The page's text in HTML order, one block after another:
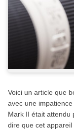
Voici un article que
avec une
Mark II était attendu
dire que cet